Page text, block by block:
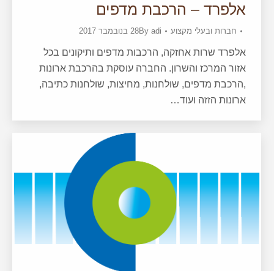
אלפרד – הרכבת מדפים
חברות ובעלי מקצוע By adi 28 בנובמבר 2017
אלפרד שרות אחזקה, הרכבות מדפים ותיקונים בכל
אזור המרכז והשרון. החברה עוסקת בהרכבת ארונות
,הרכבת מדפים, שולחנות, מחיצות, שולחנות כתיבה,
ארונות הזזה ועוד…